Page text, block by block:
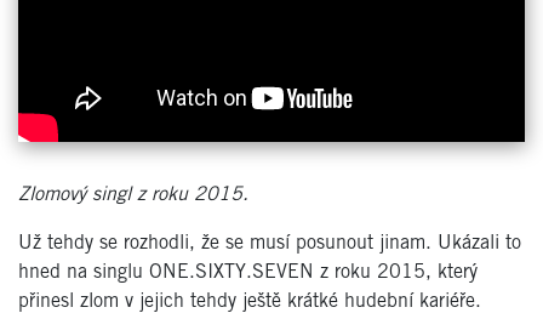
Zlomový singl z roku 2015.
Už tehdy se rozhodli, že se musí posunout jinam. Ukázali to
hned na singlu ONE.SIXTY.SEVEN z roku 2015, který
přinesl zlom v jejich tehdy ještě krátké hudební kariéře.